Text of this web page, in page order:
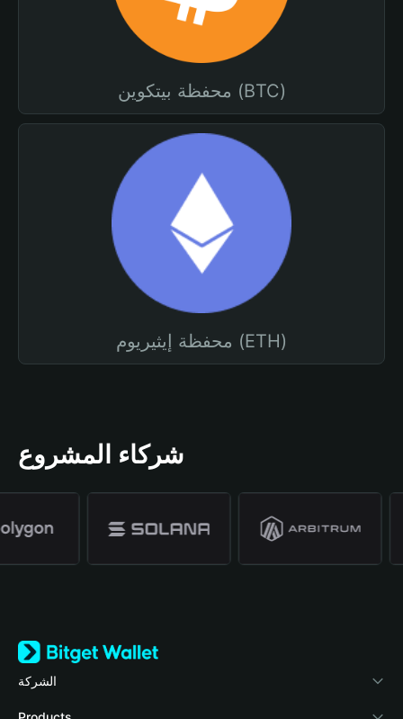
محفظة بيتكوين (BTC)
محفظة إيثيريوم (ETH)
شركاء المشروع
الشركة